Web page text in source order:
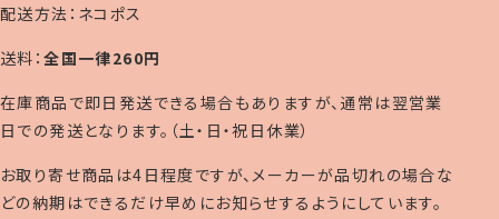
配送方法：ネコポス
送料：全国一律260円
在庫商品で即日発送できる場合もありますが、通常は翌営業
日での発送となります。（土・日・祝日休業）
お取り寄せ商品は4日程度ですが、メーカーが品切れの場合な
どの納期はできるだけ早めにお知らせするようにしています。